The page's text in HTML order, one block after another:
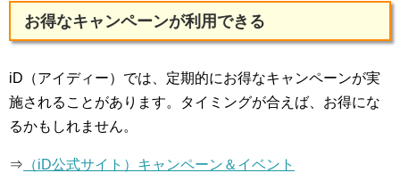
お得なキャンペーンが利用できる
iD（アイディー）では、定期的にお得なキャンペーンが実
施されることがあります。タイミングが合えば、お得にな
るかもしれません。
⇒ （iD公式サイト）キャンペーン＆イベント